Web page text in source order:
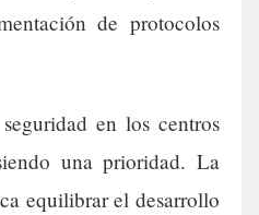
de protocolos
en los centros
una prioridad. La
equilibrar el desarrollo